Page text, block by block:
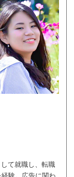
て就職し、転職
験。広告に関わ